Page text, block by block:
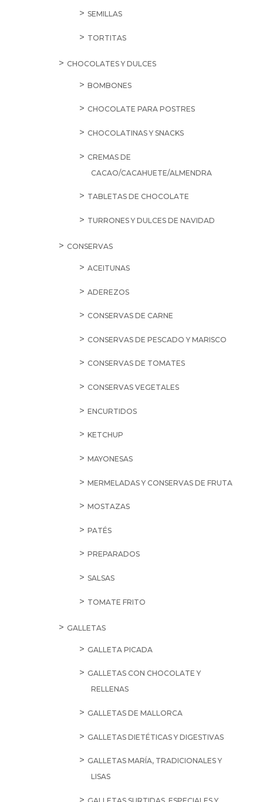
SEMILLAS
TORTITAS
CHOCOLATES Y DULCES
BOMBONES
CHOCOLATE PARA POSTRES
CHOCOLATINAS Y SNACKS
CREMAS DE
CACAO/CACAHUETE/ALMENDRA
TABLETAS DE CHOCOLATE
TURRONES Y DULCES DE NAVIDAD
CONSERVAS
ACEITUNAS
ADEREZOS
CONSERVAS DE CARNE
CONSERVAS DE PESCADO Y MARISCO
CONSERVAS DE TOMATES
CONSERVAS VEGETALES
ENCURTIDOS
KETCHUP
MAYONESAS
MERMELADAS Y CONSERVAS DE FRUTA
MOSTAZAS
PATÉS
PREPARADOS
SALSAS
TOMATE FRITO
GALLETAS
GALLETA PICADA
GALLETAS CON CHOCOLATE Y
RELLENAS
GALLETAS DE MALLORCA
GALLETAS DIETÉTICAS Y DIGESTIVAS
GALLETAS MARÍA, TRADICIONALES Y
LISAS